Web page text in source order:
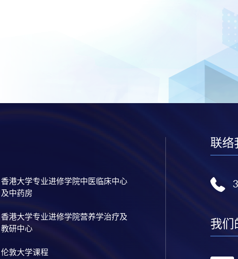
香港大学专业进修学院中医临床中心
及中药房
香港大学专业进修学院营养学治疗及
教研中心
伦敦大学课程
联络
我们